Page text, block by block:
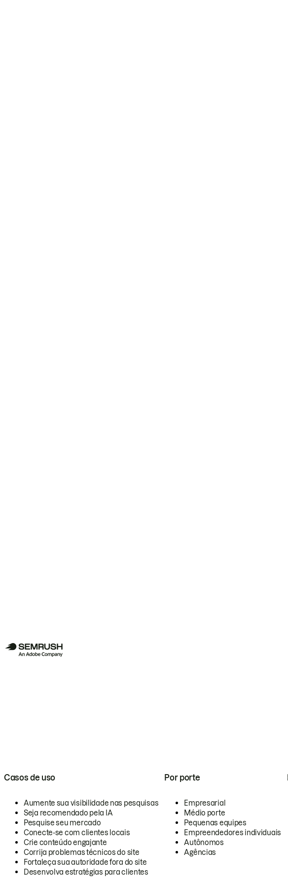
Casos de uso
Aumente sua visibilidade nas pesquisas
Seja recomendado pela IA
Pesquise seu mercado
Conecte-se com clientes locais
Crie conteúdo engajante
Corrija problemas técnicos do site
Fortaleça sua autoridade fora do site
Desenvolva estratégias para clientes
Por porte
Empresarial
Médio porte
Pequenas equipes
Empreendedores individuais
Autônomos
Agências